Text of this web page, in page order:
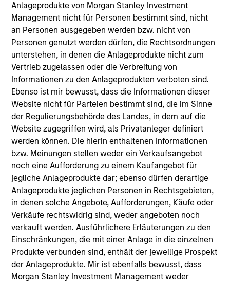
Anlageprodukte von Morgan Stanley Investment
Management nicht für Personen bestimmt sind, nicht
an Personen ausgegeben werden bzw. nicht von
Personen genutzt werden dürfen, die Rechtsordnungen
unterstehen, in denen die Anlageprodukte nicht zum
Vertrieb zugelassen oder die Verbreitung von
Informationen zu den Anlageprodukten verboten sind.
Ebenso ist mir bewusst, dass die Informationen dieser
Website nicht für Parteien bestimmt sind, die im Sinne
der Regulierungsbehörde des Landes, in dem auf die
Website zugegriffen wird, als Privatanleger definiert
werden können. Die hierin enthaltenen Informationen
bzw. Meinungen stellen weder ein Verkaufsangebot
noch eine Aufforderung zu einem Kaufangebot für
jegliche Anlageprodukte dar; ebenso dürfen derartige
Anlageprodukte jeglichen Personen in Rechtsgebieten,
in denen solche Angebote, Aufforderungen, Käufe oder
Verkäufe rechtswidrig sind, weder angeboten noch
verkauft werden. Ausführlichere Erläuterungen zu den
Einschränkungen, die mit einer Anlage in die einzelnen
Produkte verbunden sind, enthält der jeweilige Prospekt
der Anlageprodukte. Mir ist ebenfalls bewusst, dass
Morgan Stanley Investment Management weder
Joseph Mehlman, CFA
Managing Director
Angie Salam
Managing Director
Brian S. Ellis, CFA
Managing Director
Utkarsh Sharma
Managing Director
Eric Jesionowski
Executive Director
Anton Heese